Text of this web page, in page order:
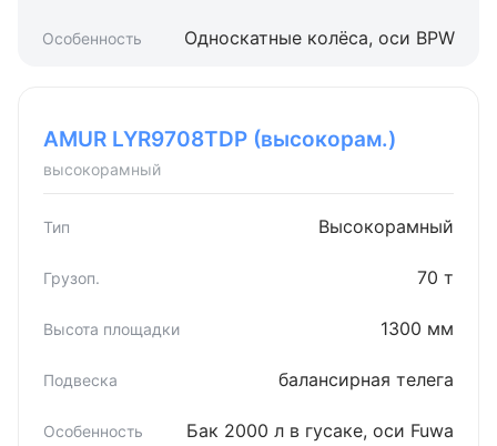
Односкатные колёса, оси BPW
AMUR LYR9708TDP (высокорам.)
высокорамный
Высокорамный
70 т
1300 мм
балансирная телега
Бак 2000 л в гусаке, оси Fuwa